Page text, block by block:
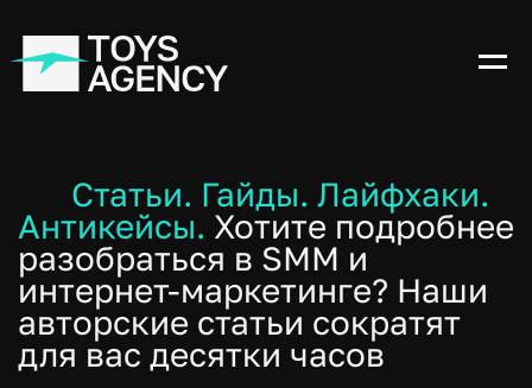
Статьи. Гайды. Лайфхаки.
Антикейсы. Хотите подробнее
разобраться в SMM и
интернет-маркетинге? Наши
авторские статьи сократят
для вас десятки часов